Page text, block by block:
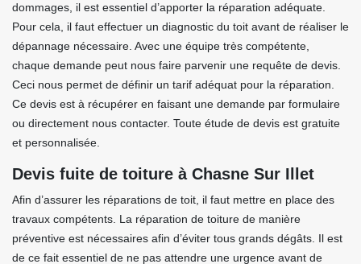
dommages, il est essentiel d’apporter la réparation adéquate.
Pour cela, il faut effectuer un diagnostic du toit avant de réaliser le
dépannage nécessaire. Avec une équipe très compétente,
chaque demande peut nous faire parvenir une requête de devis.
Ceci nous permet de définir un tarif adéquat pour la réparation.
Ce devis est à récupérer en faisant une demande par formulaire
ou directement nous contacter. Toute étude de devis est gratuite
et personnalisée.
Devis fuite de toiture à Chasne Sur Illet
Afin d’assurer les réparations de toit, il faut mettre en place des
travaux compétents. La réparation de toiture de manière
préventive est nécessaires afin d’éviter tous grands dégâts. Il est
de ce fait essentiel de ne pas attendre une urgence avant de